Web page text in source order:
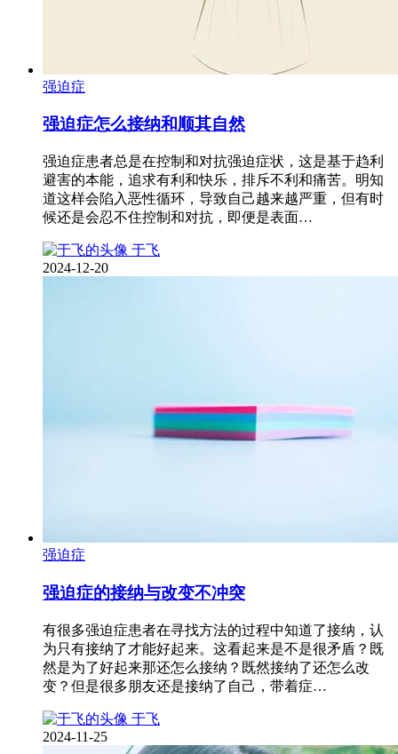
强迫症
强迫症怎么接纳和顺其自然
强迫症患者总是在控制和对抗强迫症状，这是基于趋利
避害的本能，追求有利和快乐，排斥不利和痛苦。明知
道这样会陷入恶性循环，导致自己越来越严重，但有时
候还是会忍不住控制和对抗，即便是表面…
于飞
2024-12-20
强迫症
强迫症的接纳与改变不冲突
有很多强迫症患者在寻找方法的过程中知道了接纳，认
为只有接纳了才能好起来。这看起来是不是很矛盾？既
然是为了好起来那还怎么接纳？既然接纳了还怎么改
变？但是很多朋友还是接纳了自己，带着症…
于飞
2024-11-25